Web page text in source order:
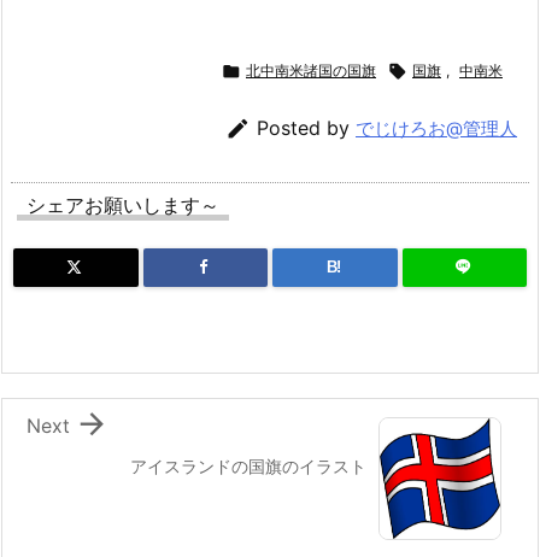
 北中南米諸国の国旗  国旗 , 中南米
 Posted by でじけろお@管理人
シェアお願いします～
B!
アイスランドの国旗のイラスト

Next